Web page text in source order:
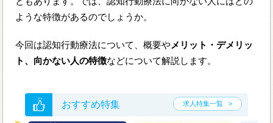
ような特徴があるのでしょうか。
今回は認知行動療法について、概要やメリット・デメリッ
ト、向かない人の特徴などについて解説します。
おすすめ特集 求人特集一覧